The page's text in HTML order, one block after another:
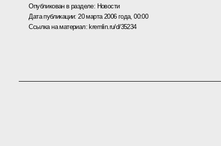
Опубликован в разделе: Новости
Дата публикации: 20 марта 2006 года, 00:00
Ссылка на материал:kremlin.ru/d/35234